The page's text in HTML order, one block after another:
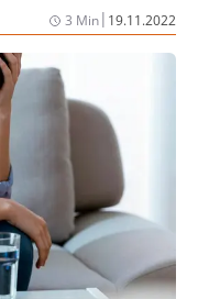
3 Min| 19.11.2022